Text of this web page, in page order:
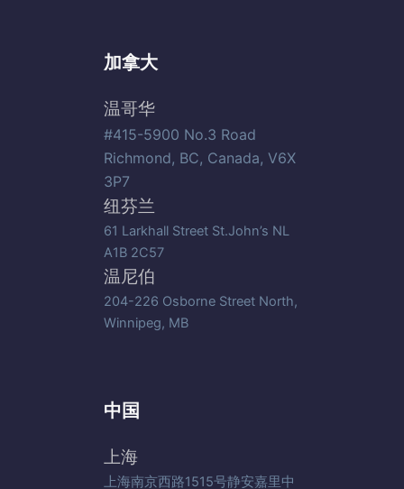
加拿大
温哥华
#415-5900 No.3 Road
Richmond, BC, Canada, V6X
3P7
纽芬兰
61 Larkhall Street St.John’s NL
A1B 2C57
温尼伯
204-226 Osborne Street North,
Winnipeg, MB
中国
上海
上海南京西路1515号静安嘉里中